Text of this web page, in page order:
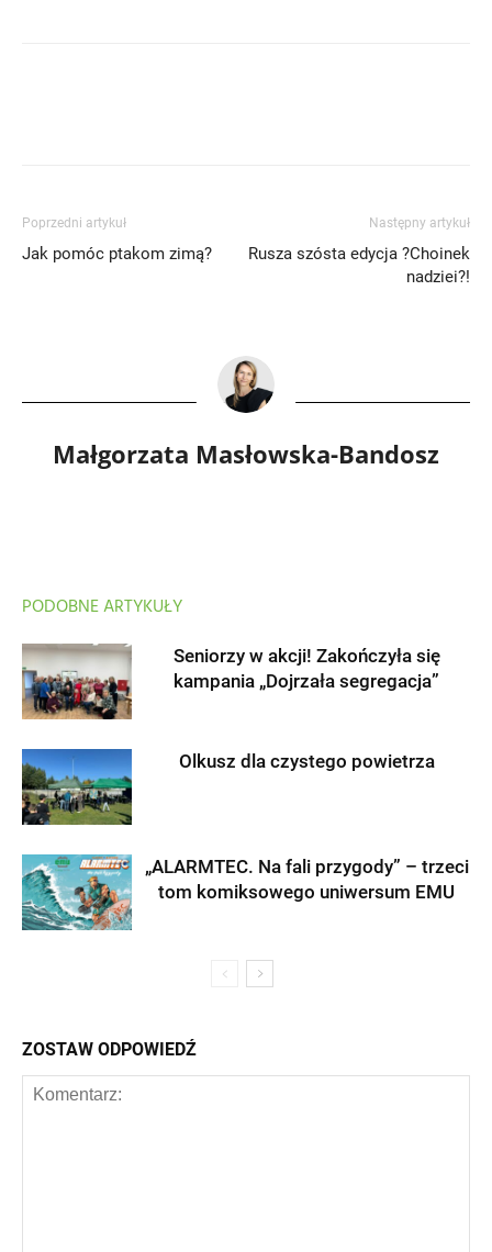
Poprzedni artykuł
Jak pomóc ptakom zimą?
Następny artykuł
Rusza szósta edycja ?Choinek
nadziei?!
Małgorzata Masłowska-Bandosz
PODOBNE ARTYKUŁY
Seniorzy w akcji! Zakończyła się
kampania „Dojrzała segregacja”
Olkusz dla czystego powietrza
„ALARMTEC. Na fali przygody” – trzeci
tom komiksowego uniwersum EMU
ZOSTAW ODPOWIEDŹ